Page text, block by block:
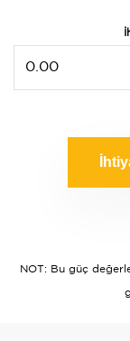
NOT: Bu güç